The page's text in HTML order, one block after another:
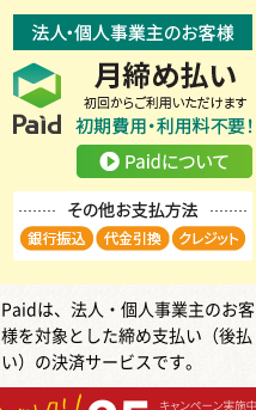
Paidは、法人・個人事業主のお客
様を対象とした締め支払い（後払
い）の決済サービスです。